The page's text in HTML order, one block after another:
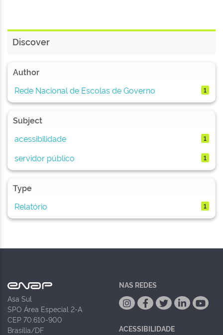
Discover
Author
Rede Nacional de Escolas de Governo
1
Subject
acessibilidade
1
servidor público 1
Type
Relatório
1
Asa Sul
SPO Área Especial 2-A
CEP 70.610-900
Brasília/DF
NAS REDES
ACESSIBILIDADE